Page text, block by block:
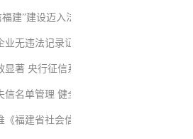
建”建设迈入法
无违法记录证
著 央行征信系
名单管理 健全
福建省社会信